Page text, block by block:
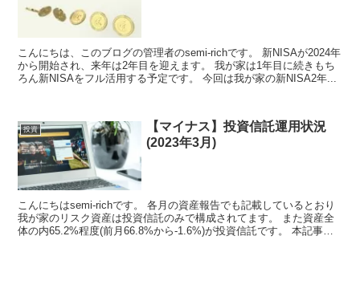
こんにちは、このブログの管理者のsemi-richです。 新NISAが2024年
から開始され、来年は2年目を迎えます。 我が家は1年目に続きもち
ろん新NISAをフル活用する予定です。 今回は我が家の新NISA2年...
投資
【マイナス】投資信託運用状況
(2023年3月)
こんにちはsemi-richです。 各月の資産報告でも記載しているとおり
我が家のリスク資産は投資信託のみで構成されてます。 また資産全
体の内65.2%程度(前月66.8%から-1.6%)が投資信託です。 本記事